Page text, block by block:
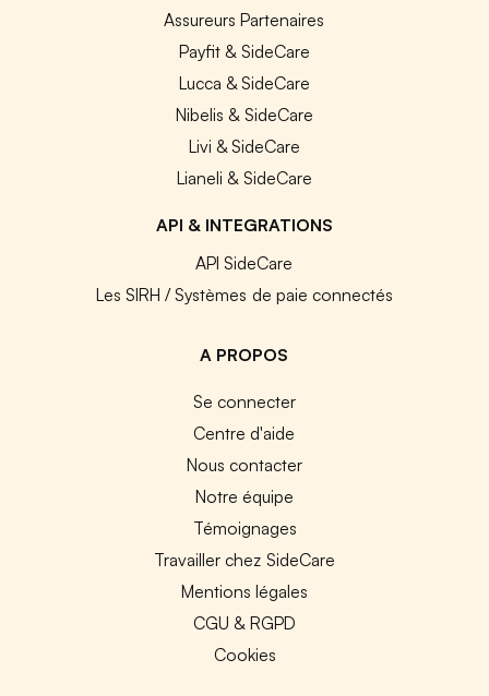
Assureurs Partenaires
Payfit & SideCare
Lucca & SideCare
Nibelis & SideCare
Livi & SideCare
Lianeli & SideCare
API & INTEGRATIONS
API SideCare
Les SIRH / Systèmes de paie connectés
A PROPOS
Se connecter
Centre d'aide
Nous contacter
Notre équipe
Témoignages
Travailler chez SideCare
Mentions légales
CGU & RGPD
Cookies